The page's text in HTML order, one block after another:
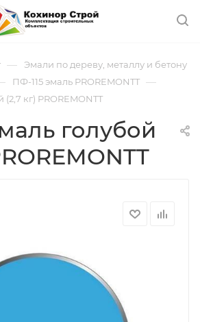
— Эмали по дереву, металлу и бетону
ПФ-115 эмаль PROREMONTT —
кг) PROREMONTT
голубой